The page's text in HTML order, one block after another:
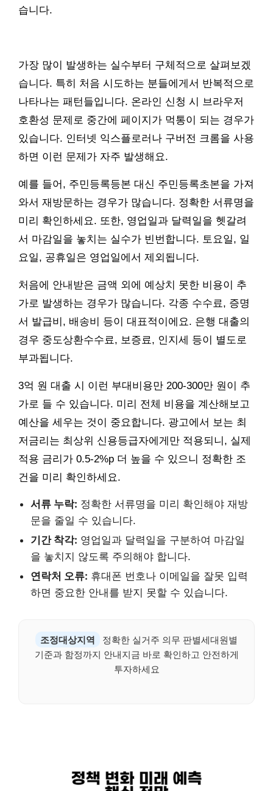
습니다.
가장 많이 발생하는 실수부터 구체적으로 살펴보겠
습니다. 특히 처음 시도하는 분들에게서 반복적으로
나타나는 패턴들입니다. 온라인 신청 시 브라우저
호환성 문제로 중간에 페이지가 먹통이 되는 경우가
있습니다. 인터넷 익스플로러나 구버전 크롬을 사용
하면 이런 문제가 자주 발생해요.
예를 들어, 주민등록등본 대신 주민등록초본을 가져
와서 재방문하는 경우가 많습니다. 정확한 서류명을
미리 확인하세요. 또한, 영업일과 달력일을 헷갈려
서 마감일을 놓치는 실수가 빈번합니다. 토요일, 일
요일, 공휴일은 영업일에서 제외됩니다.
처음에 안내받은 금액 외에 예상치 못한 비용이 추
가로 발생하는 경우가 많습니다. 각종 수수료, 증명
서 발급비, 배송비 등이 대표적이에요. 은행 대출의
경우 중도상환수수료, 보증료, 인지세 등이 별도로
부과됩니다.
3억 원 대출 시 이런 부대비용만 200-300만 원이 추
가로 들 수 있습니다. 미리 전체 비용을 계산해보고
예산을 세우는 것이 중요합니다. 광고에서 보는 최
저금리는 최상위 신용등급자에게만 적용되니, 실제
적용 금리가 0.5-2%p 더 높을 수 있으니 정확한 조
건을 미리 확인하세요.
서류 누락: 정확한 서류명을 미리 확인해야 재방
문을 줄일 수 있습니다.
기간 착각: 영업일과 달력일을 구분하여 마감일
을 놓치지 않도록 주의해야 합니다.
연락처 오류: 휴대폰 번호나 이메일을 잘못 입력
하면 중요한 안내를 받지 못할 수 있습니다.
조정대상지역
정확한 실거주 의무 판별세대원별
기준과 함정까지 안내지금 바로 확인하고 안전하게
투자하세요